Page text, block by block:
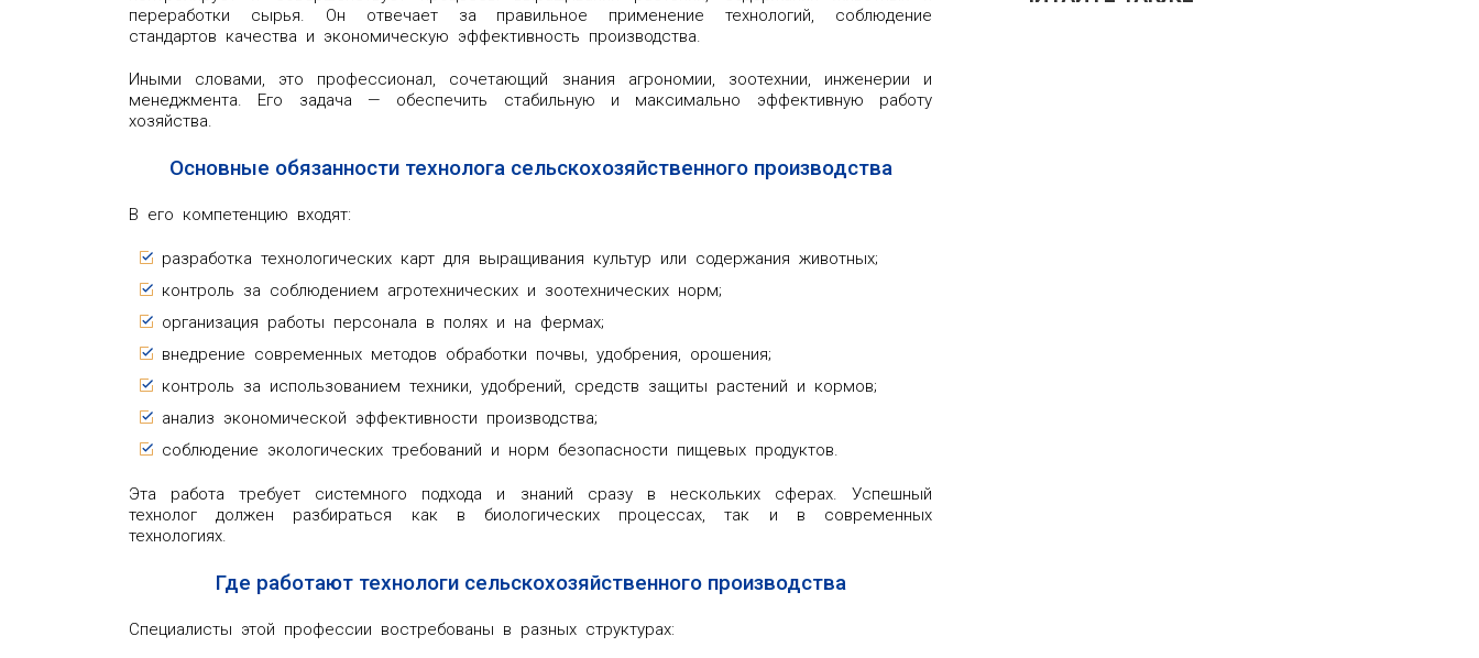
переработки сырья. Он отвечает за правильное применение технологий, соблюдение
стандартов качества и экономическую эффективность производства.
Иными словами, это профессионал, сочетающий знания агрономии, зоотехнии, инженерии и
менеджмента. Его задача — обеспечить стабильную и максимально эффективную работу
хозяйства.
Основные обязанности технолога сельскохозяйственного производства
В его компетенцию входят:
разработка технологических карт для выращивания культур или содержания животных;
контроль за соблюдением агротехнических и зоотехнических норм;
организация работы персонала в полях и на фермах;
внедрение современных методов обработки почвы, удобрения, орошения;
контроль за использованием техники, удобрений, средств защиты растений и кормов;
анализ экономической эффективности производства;
соблюдение экологических требований и норм безопасности пищевых продуктов.
Эта работа требует системного подхода и знаний сразу в нескольких сферах. Успешный
технолог должен разбираться как в биологических процессах, так и в современных
технологиях.
Где работают технологи сельскохозяйственного производства
Специалисты этой профессии востребованы в разных структурах: